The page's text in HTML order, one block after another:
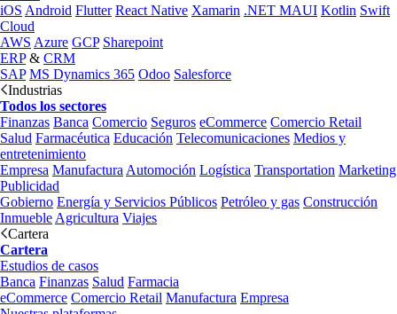
iOS Android Flutter React Native Xamarin .NET MAUI Kotlin Swift
Cloud
AWS Azure GCP Sharepoint
ERP& CRM
SAP MS Dynamics 365 Odoo Salesforce
Industrias
Todos los sectores
Finanzas Banca Comercio Seguros eCommerce Comercio Retail
Salud Farmacéutica Educación Telecomunicaciones Medios y
entretenimiento
Empresa Manufactura Automoción Logística Transportation Marketing
Publicidad
Gobierno Energía y Servicios Públicos Petróleo y gas Construcción
Inmueble Agricultura Viajes
Cartera
Cartera
Estudios de casos
Banca Finanzas Salud Farmacia
eCommerce Comercio Retail Manufactura Empresa